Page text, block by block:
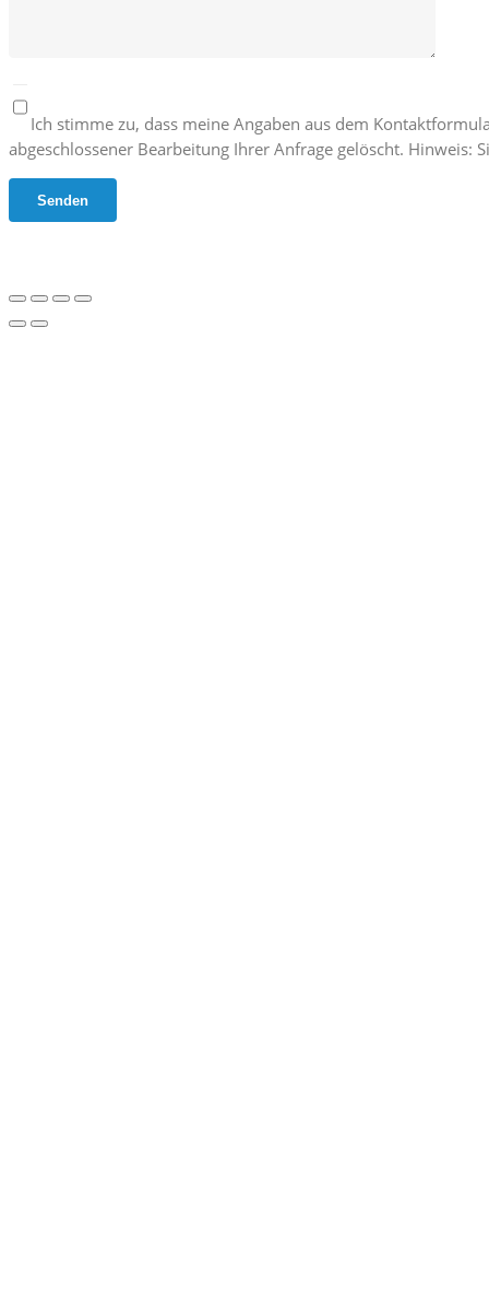
Ich stimme zu, dass meine Angaben aus dem
abgeschlossener Bearbeitung Ihrer Anfrage gelöscht.